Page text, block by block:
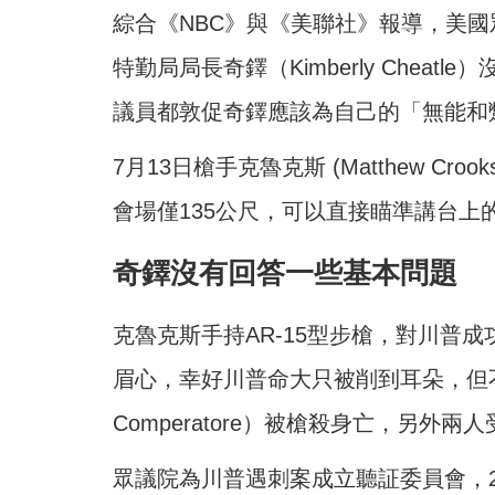
綜合《NBC》與《美聯社》報導，美
特勤局局長奇鐸（Kimberly Cheatle）
議員都敦促奇鐸應該為自己的「無能
7月13日槍手克魯克斯 (Matthew
會場僅135公尺，可以直接瞄準講台上
奇鐸沒有回答一些基本問題
克魯克斯手持AR-15型步槍，對川普
眉心，幸好川普命大只被削到耳朵，
Comperatore）被槍殺身亡，另外兩
眾議院為川普遇刺案成立聽証委員會